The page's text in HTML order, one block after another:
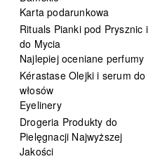
Karta podarunkowa
Rituals Pianki pod Prysznic i
do Mycia
Najlepiej oceniane perfumy
Kérastase Olejki i serum do
włosów
Eyelinery
Drogeria Produkty do
Pielęgnacji Najwyższej
Jakości